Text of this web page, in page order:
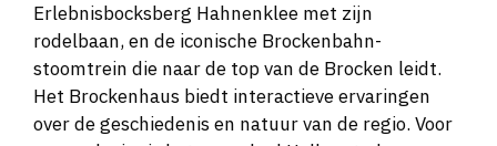
Erlebnisbocksberg Hahnenklee met zijn
rodelbaan, en de iconische Brockenbahn-
stoomtrein die naar de top van de Brocken leidt.
Het Brockenhaus biedt interactieve ervaringen
over de geschiedenis en natuur van de regio. Voor